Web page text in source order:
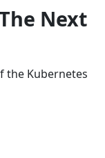
Next
the Kubernetes